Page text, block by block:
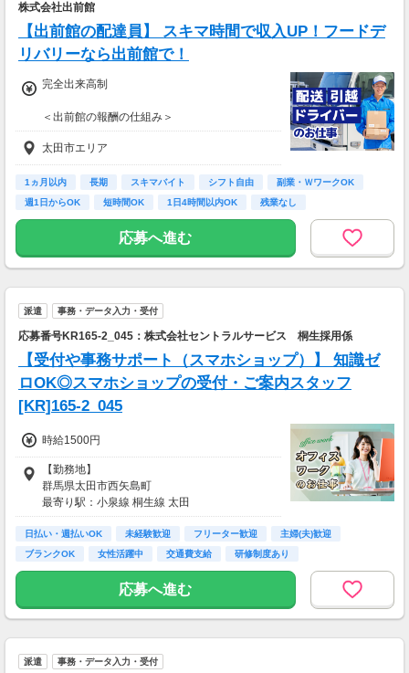
株式会社出前館
【出前館の配達員】 スキマ時間で収入UP！フードデ
リバリーなら出前館で！
完全出来高制
＜出前館の報酬の仕組み＞
基本報酬 ＋ ブースト
※ブーストとは配達距離、曜日や時間帯、天候
などを考慮して上乗せされる報酬の名称です。
【報酬例】
■月報酬：約13,000円
■配達日数：8日
＜ガッツリ稼ぎたいあなたは・・・＞
■配達日数：28日
■平均配送件数：10件/日
して配達が可能！
もちろんガッツリ働きたい方も大歓迎です♪
あなたのライフスタイルに合わせて配達できま
す！
※上記は2026年6月の群馬県の実績例です。あ
ません。
太田市エリア
1ヵ月以内 長期 スキマバイト シフト自由
副業・ＷワークOK
週1日からOK
短時間OK 1日4時間以内OK 残業なし
応募へ進む
派遣 事務・データ入力・受付
応募番号KR165-2_045：株式会社セントラルサービス 桐生採用係
【受付や事務サポート（スマホショップ）】 知識ゼ
ロOK◎スマホショップの受付・ご案内スタッフ
[KR]165-2_045
時給1500円
【勤務地】
群馬県太田市西矢島町
最寄り駅：小泉線 桐生線 太田
アクセス：東武伊勢崎線 小泉線 桐生線 太
田駅
日払い・週払いOK 未経験歓迎 フリーター歓迎
主婦(夫)歓迎
ブランクOK
女性活躍中 交通費支給 研修制度あり
応募へ進む
派遣 事務・データ入力・受付